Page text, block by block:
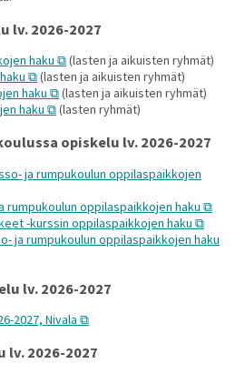
lv. 2026-2027
haku
(lasten ja aikuisten ryhmät)
(lasten ja aikuisten ryhmät)
haku
(lasten ja aikuisten ryhmät)
haku (lasten ryhmät)
opiskelu lv. 2026-2027
ja rumpukoulun oppilaspaikkojen
rumpukoulun oppilaspaikkojen haku
-kurssin oppilaspaikkojen haku
ja rumpukoulun oppilaspaikkojen haku
lv. 2026-2027
2027, Nivala
2026-2027